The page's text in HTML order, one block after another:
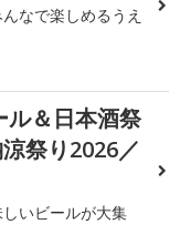
なで楽しめるうえ
ル＆日本酒祭
祭り2026／
いビールが大集